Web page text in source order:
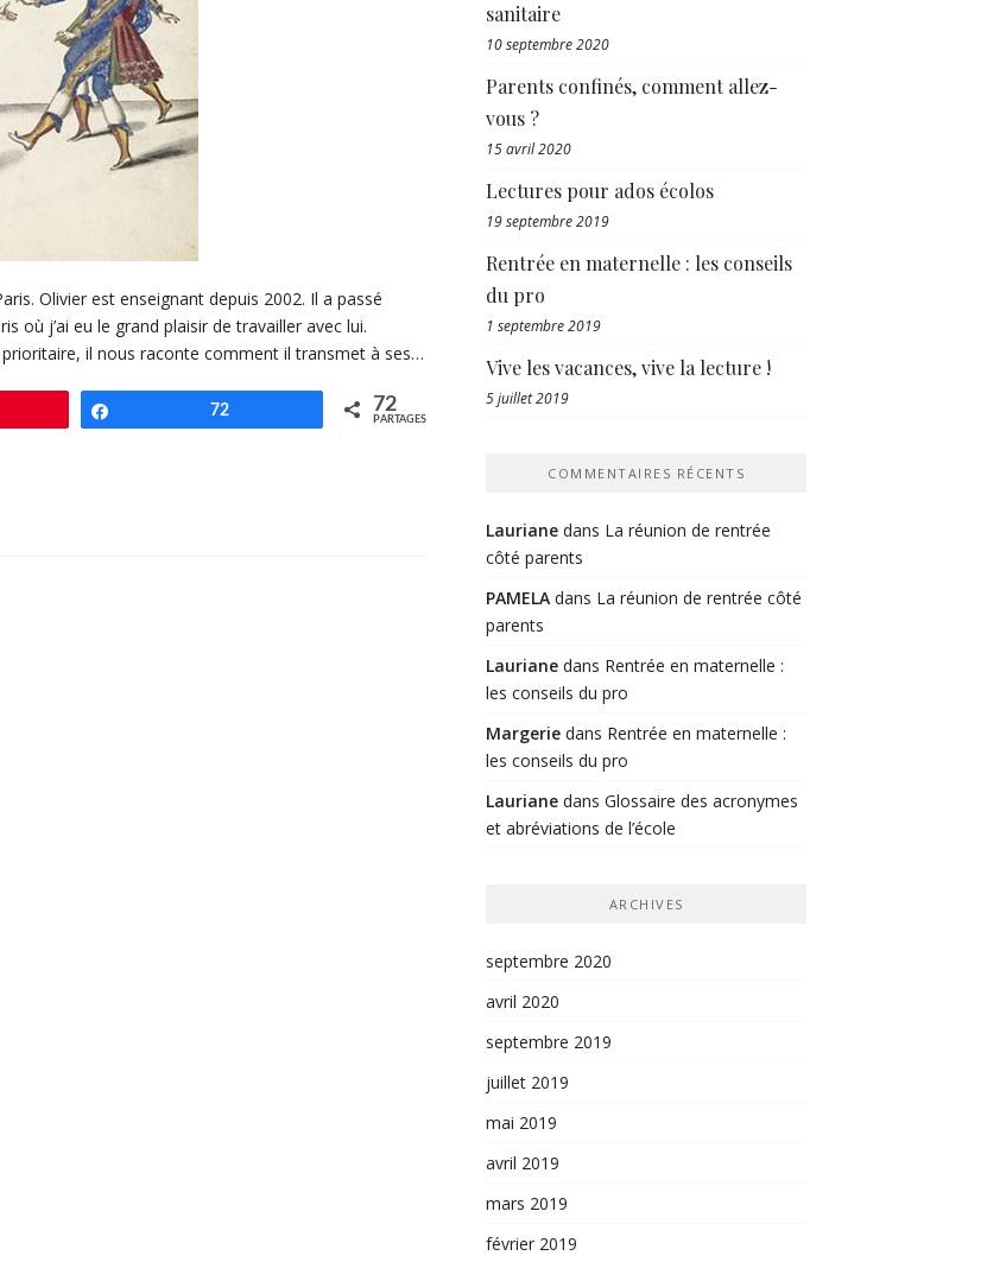
Olivier est enseignant depuis 2002. Il a passé
où j’ai eu le grand plaisir de travailler avec lui.
il nous raconte comment il transmet à ses…
72 72
PARTAGES
sanitaire
10 septembre 2020
Parents confinés, comment allez-
vous ?
15 avril 2020
Lectures pour ados écolos
19 septembre 2019
Rentrée en maternelle : les conseils
du pro
1 septembre 2019
Vive les vacances, vive la lecture !
5 juillet 2019
COMMENTAIRES RÉCENTS
Lauriane dans La réunion de rentrée
côté parents
PAMELA dans La réunion de rentrée côté
parents
Lauriane dans Rentrée en maternelle :
les conseils du pro
Margerie dans Rentrée en maternelle :
les conseils du pro
Lauriane dans Glossaire des acronymes
et abréviations de l’école
ARCHIVES
septembre 2020
avril 2020
septembre 2019
juillet 2019
mai 2019
avril 2019
mars 2019
février 2019